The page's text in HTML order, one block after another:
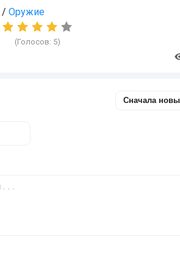
/ Оружие
(Голосов: 5)
Сначала